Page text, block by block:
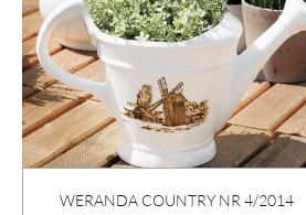
WERANDA COUNTRY NR 4/2014